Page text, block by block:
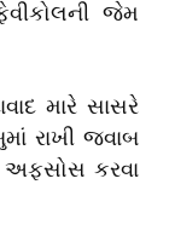
જેમ
મારે સાસરે
રાખી જવાબ
કરવા